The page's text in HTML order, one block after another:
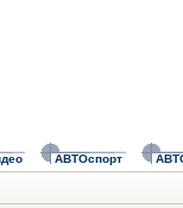
АВТОспорт